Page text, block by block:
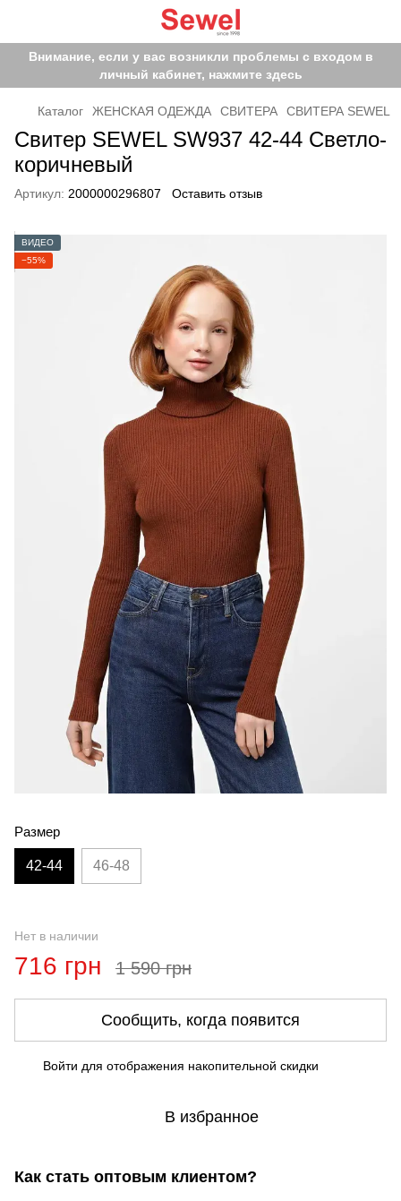
Внимание, если у вас возникли проблемы с входом в
личный кабинет, нажмите здесь
Каталог ЖЕНСКАЯ ОДЕЖДА СВИТЕРА СВИТЕРА SEWEL
Свитер SEWEL SW937 42-44 Светло-
коричневый
Артикул: 2000000296807 Оставить отзыв
ВИДЕО
−55%
Размер
42-44 46-48
Нет в наличии
716 грн 1 590 грн
Сообщить, когда появится
Войти для отображения накопительной скидки
В избранное
Как стать оптовым клиентом?